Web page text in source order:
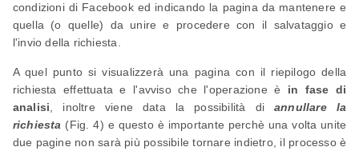
condizioni di Facebook ed indicando la pagina da mantenere e
quella (o quelle) da unire e procedere con il salvataggio e
l'invio della richiesta.
A quel punto si visualizzerà una pagina con il riepilogo della
richiesta effettuata e l'avviso che l'operazione è in fase di
analisi, inoltre viene data la possibilità di annullare la
richiesta (Fig. 4) e questo è importante perchè una volta unite
due pagine non sarà più possibile tornare indietro, il processo è